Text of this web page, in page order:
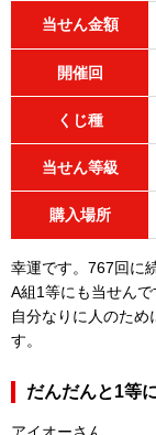
当せん金額
開催回
くじ種
当せん等級
購入場所
幸運です。767回に
A組1等にも当せん
自分なりに人のため
す。
だんだんと1等